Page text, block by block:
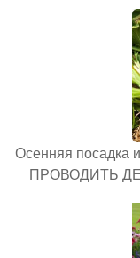
Осенняя посадка
ПРОВОДИТЬ